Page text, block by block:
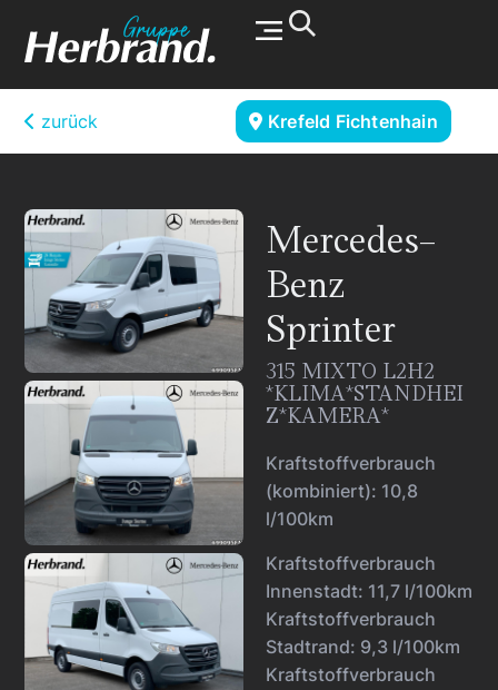
zurück Krefeld Fichtenhain
Mercedes-
Benz
Sprinter
315 MIXTO L2H2
*KLIMA*STANDHEI
Z*KAMERA*
Kraftstoffverbrauch
(kombiniert): 10,8
l/100km
Kraftstoffverbrauch
Innenstadt: 11,7 l/100km
Kraftstoffverbrauch
Stadtrand: 9,3 l/100km
Kraftstoffverbrauch